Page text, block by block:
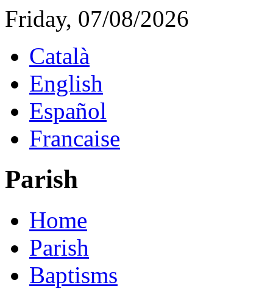
Friday, 07/08/2026
Català
English
Español
Francaise
Parish
Home
Parish
Baptisms